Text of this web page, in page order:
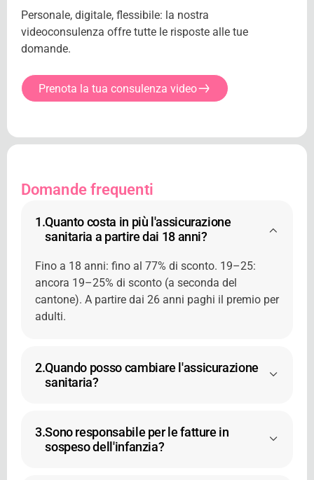
Personale, digitale, flessibile: la nostra
videoconsulenza offre tutte le risposte alle tue
domande.
Prenota la tua consulenza video
Domande frequenti
1.Quanto costa in più l'assicurazione
sanitaria a partire dai 18 anni?
Fino a 18 anni: fino al 77% di sconto. 19–25:
ancora 19–25% di sconto (a seconda del
cantone). A partire dai 26 anni paghi il premio per
adulti.
2.Quando posso cambiare l'assicurazione
sanitaria?
3.Sono responsabile per le fatture in
sospeso dell'infanzia?